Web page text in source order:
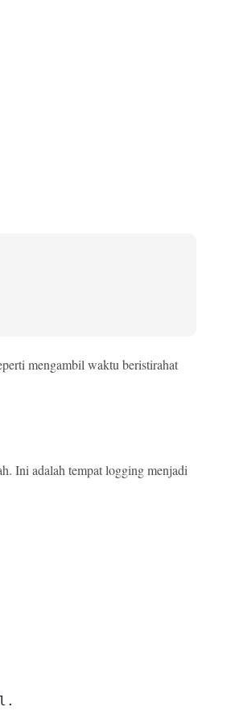
mengambil waktu beristirahat
Ini adalah tempat logging menjadi